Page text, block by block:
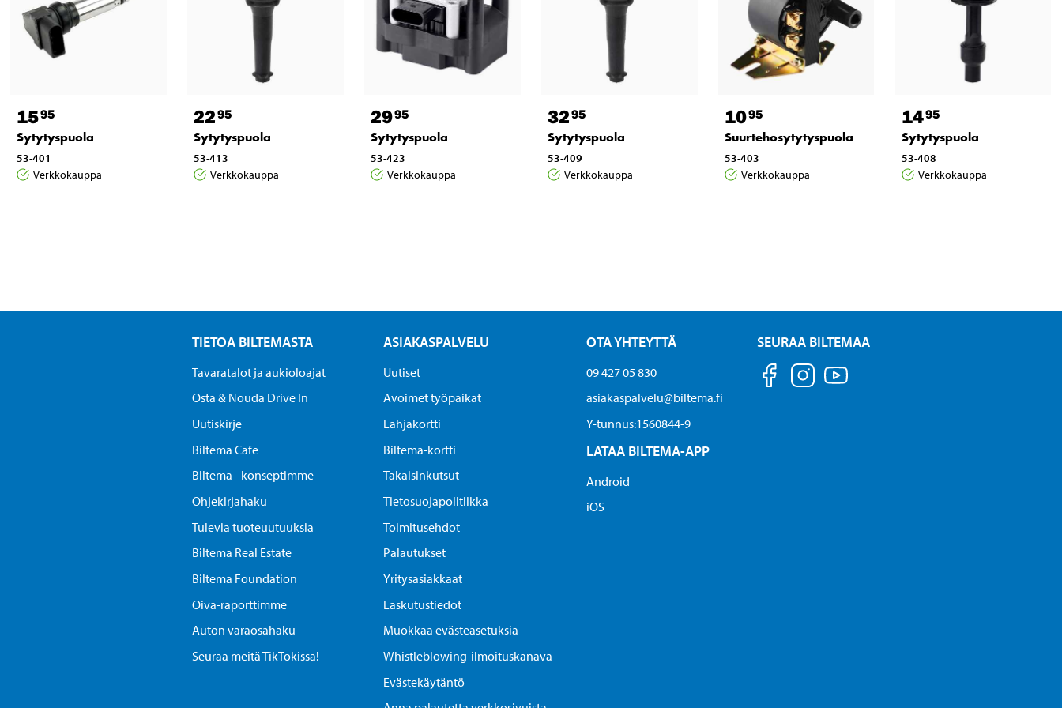
1595
Sytytyspuola
53-401
Verkkokauppa
2295
Sytytyspuola
53-413
Verkkokauppa
2995
Sytytyspuola
53-423
Verkkokauppa
3295
Sytytyspuola
53-409
Verkkokauppa
1095
Suurtehosytytyspuola
53-403
Verkkokauppa
1495
Sytytyspuola
53-408
Verkkokauppa
TIETOA BILTEMASTA
Tavaratalot ja aukioloajat
Osta & Nouda Drive In
Uutiskirje
Biltema Cafe
Biltema - konseptimme
Ohjekirjahaku
Tulevia tuoteuutuuksia
Biltema Real Estate
Biltema Foundation
Oiva-raporttimme
Auton varaosahaku
Seuraa meitä TikTokissa!
ASIAKASPALVELU
Uutiset
Avoimet työpaikat
Lahjakortti
Biltema-kortti
Takaisinkutsut
Tietosuojapolitiikka
Toimitusehdot
Palautukset
Yritysasiakkaat
Laskutustiedot
Muokkaa evästeasetuksia
Whistleblowing-ilmoituskanava
Evästekäytäntö
OTA YHTEYTTÄ
09 427 05 830
asiakaspalvelu@biltema.fi
Y-tunnus:1560844-9
LATAA BILTEMA-APP
Android
iOS
SEURAA BILTEMAA